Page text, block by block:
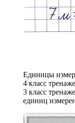
Единицы
4 класс
3 класс
единиц